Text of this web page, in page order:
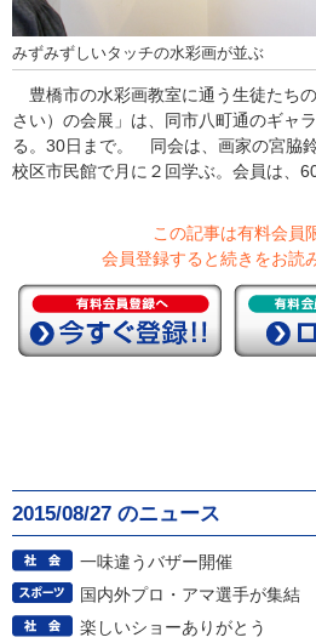
みずみずしいタッチの水彩画が並ぶ
豊橋市の水彩画教室に通う生徒たち
さい）の会展」は、同市八町通のギャ
る。30日まで。 同会は、画家の宮脇
校区市民館で月に２回学ぶ。会員は、
この記事は有料会員
会員登録すると続きをお読
2015/08/27 のニュース
一味違うバザー開催
国内外プロ・アマ選手が集結
楽しいショーありがとう